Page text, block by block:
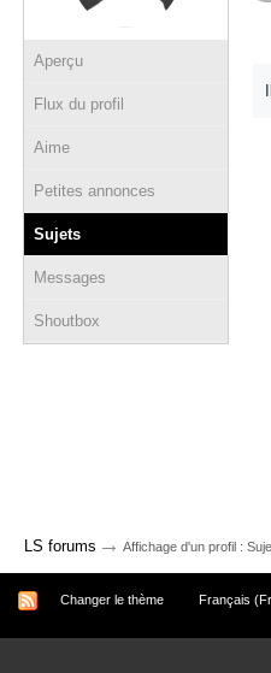
Aperçu
Flux du profil
Aime
Petites annonces
Sujets
Messages
Shoutbox
LS forums → Affichage d'un profil :
Changer le thème Français